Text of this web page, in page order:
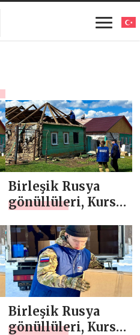
Birleşik Rusya
gönüllüleri, Kursk
125’ten fazla alanı
restore etti
Birleşik Rusya
gönüllüleri, Kursk